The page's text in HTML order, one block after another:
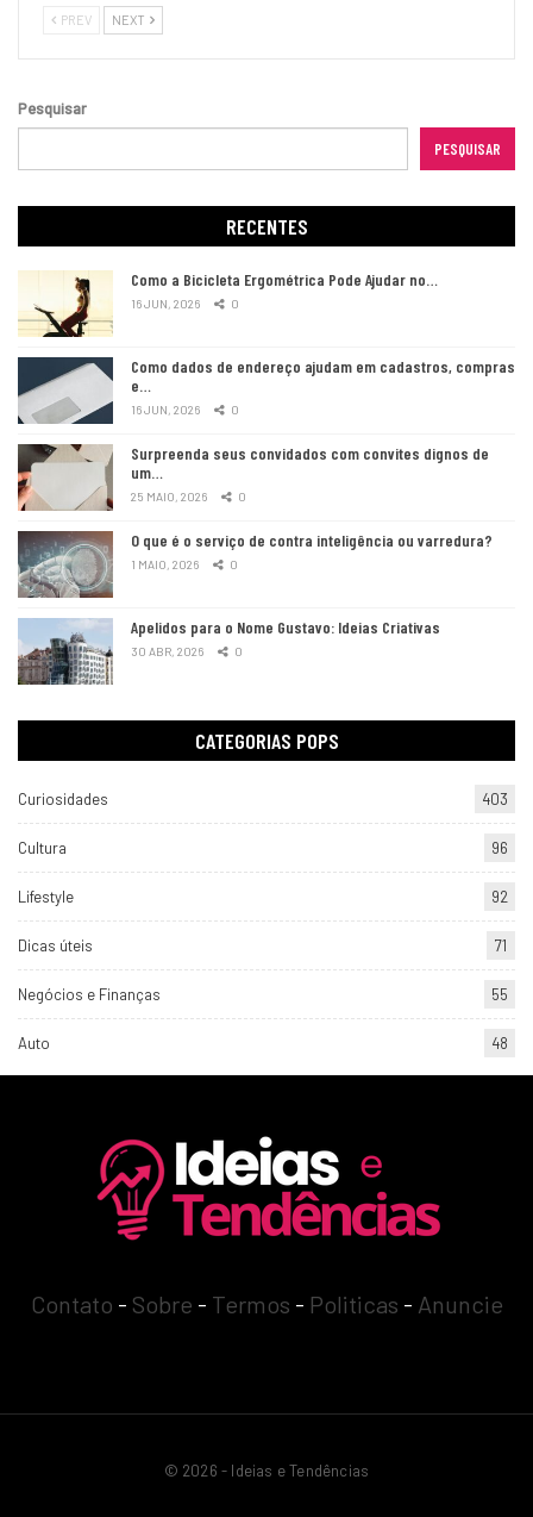
PREV NEXT
Pesquisar
PESQUISAR
RECENTES
Como a Bicicleta Ergométrica Pode Ajudar no…
16 JUN, 2026 0
Como dados de endereço ajudam em cadastros, compras
e…
16 JUN, 2026 0
Surpreenda seus convidados com convites dignos de
um…
25 MAIO, 2026 0
O que é o serviço de contra inteligência ou varredura?
1 MAIO, 2026 0
Apelidos para o Nome Gustavo: Ideias Criativas
30 ABR, 2026 0
CATEGORIAS POPS
Curiosidades 403
Cultura 96
Lifestyle 92
Dicas úteis 71
Negócios e Finanças 55
Auto 48
Contato - Sobre - Termos - Politicas - Anuncie
© 2026 - Ideias e Tendências